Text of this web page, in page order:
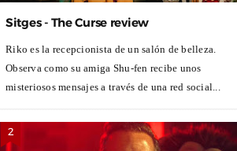
Sitges - The Curse review
Riko es la recepcionista de un salón de belleza.
Observa como su amiga Shu-fen recibe unos
misteriosos mensajes a través de una red social...